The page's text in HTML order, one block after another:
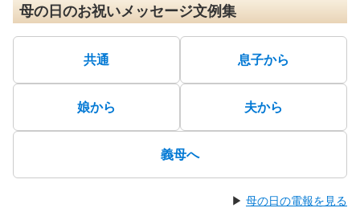
母の日のお祝いメッセージ文例集
共通 息子から
娘から 夫から
義母へ
▶ 母の日の電報を見る